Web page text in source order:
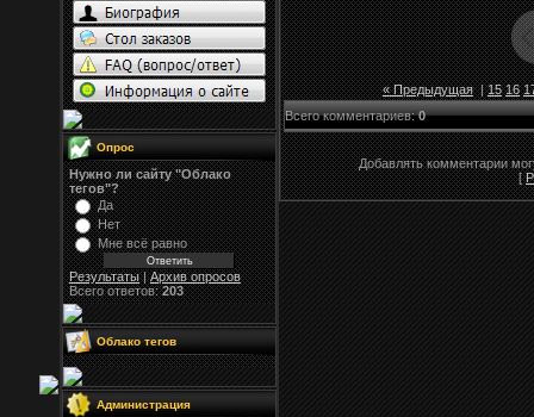
Опрос
Нужно ли сайту "Облако
тегов"?
Да
Нет
Мне всё равно
Результаты|Архив опросов
Всего ответов:203
Облако тегов
Администрация
« Предыдущая|15 16
Всего комментариев:0
Добавлять комментарии
[